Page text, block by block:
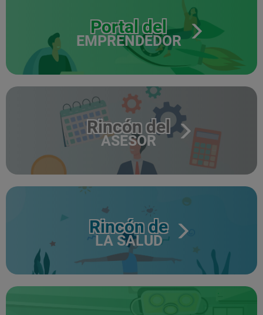
Portal del
EMPRENDEDOR
Rincón del
ASESOR
Rincón de
LA SALUD